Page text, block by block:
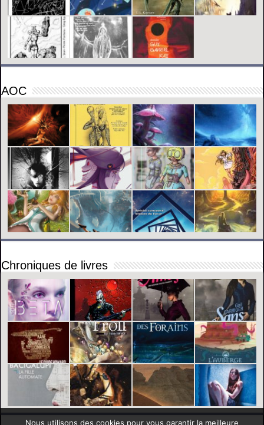
AOC
Chroniques de livres
Nous utilisons des cookies pour vous garantir la meilleure